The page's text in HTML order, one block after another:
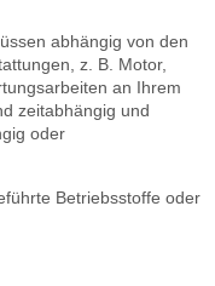
abhängig von den
z. B. Motor,
an Ihrem
zeitabhängig und
oder
Betriebsstoffe oder